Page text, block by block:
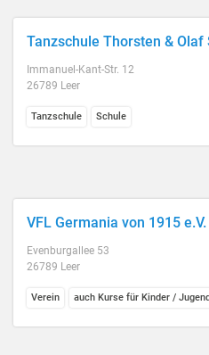
Tanzschule Thorsten & Olaf
Immanuel-Kant-Str. 12
26789 Leer
Tanzschule Schule
VFL Germania von 1915
Evenburgallee 53
26789 Leer
Verein auch Kurse für Kinder /